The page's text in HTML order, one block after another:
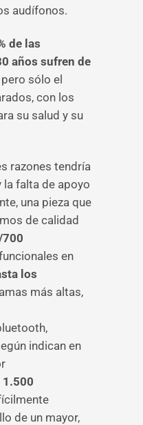
audífonos.
de las
años sufren de
pero sólo el
con los
su salud y su
razones tendría
la falta de apoyo
una pieza que
de calidad
en
los
más altas,
indican en
1.500
de un mayor,